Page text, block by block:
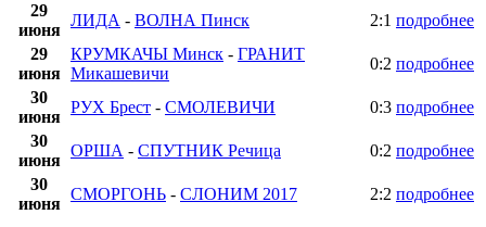
29
июня
ЛИДА - ВОЛНА Пинск 2:1 подробнее
29
июня
КРУМКАЧЫ Минск - ГРАНИТ
Микашевичи
0:2 подробнее
30
июня
РУХ Брест - СМОЛЕВИЧИ 0:3 подробнее
30
июня
ОРША - СПУТНИК Речица 0:2 подробнее
30
июня
СМОРГОНЬ - СЛОНИМ 2017 2:2 подробнее